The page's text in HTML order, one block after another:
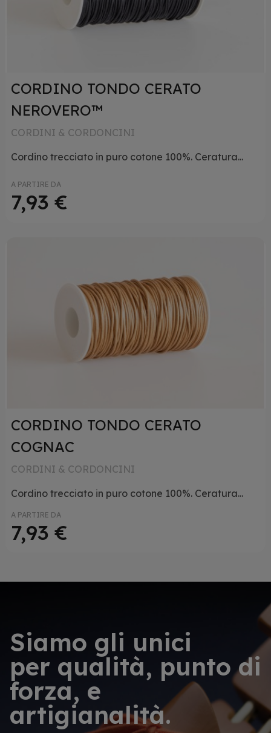
CORDINO TONDO CERATO
NEROVERO™
CORDINI & CORDONCINI
Cordino trecciato in puro cotone 100%. Ceratura...
A PARTIRE DA
7,93 €
CORDINO TONDO CERATO
COGNAC
CORDINI & CORDONCINI
Cordino trecciato in puro cotone 100%. Ceratura...
A PARTIRE DA
7,93 €
Siamo gli unici
per qualità, punto di
forza, e
artigianalità.